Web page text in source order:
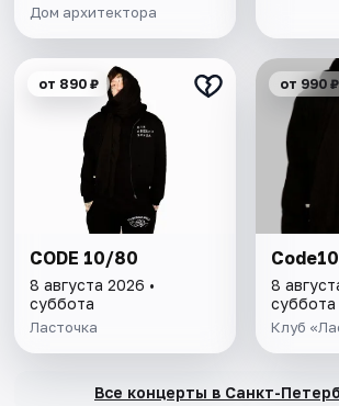
Дом архитектора
от 890 ₽
CODE 10/80
8 августа 2026 •
суббота
Ласточка
от 990 ₽
8
суббота
Клуб
Все концерты в Санкт-